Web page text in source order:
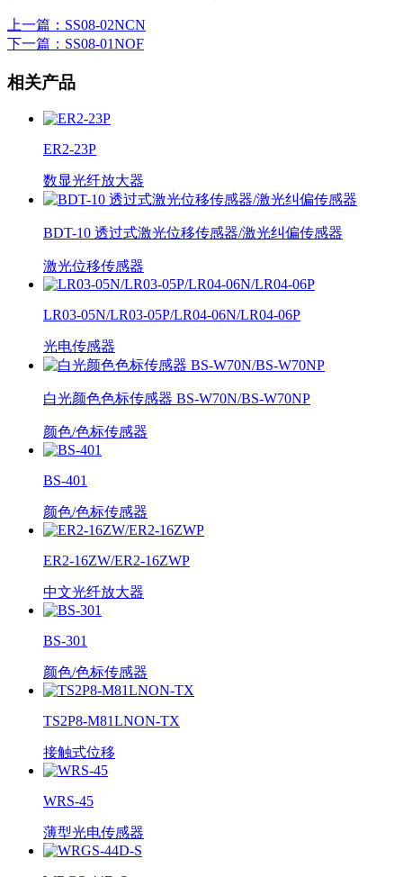
上一篇 ：SS08-02NCN
下一篇 ：SS08-01NOF
相关产品
ER2-23P
数显光纤放大器
BDT-10 透过式激光位移传感器/激光纠偏传感器
激光位移传感器
LR03-05N/LR03-05P/LR04-06N/LR04-06P
光电传感器
白光颜色色标传感器 BS-W70N/BS-W70NP
颜色/色标传感器
BS-401
颜色/色标传感器
ER2-16ZW/ER2-16ZWP
中文光纤放大器
BS-301
颜色/色标传感器
TS2P8-M81LNON-TX
接触式位移
WRS-45
薄型光电传感器